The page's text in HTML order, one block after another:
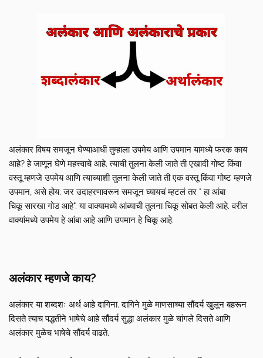
अलंकार विषय समजून घेण्याआधी तुम्हाला उपमेय आणि उपमान यामध्ये फरक काय
आहे? हे जाणून घेणे महत्त्वाचे आहे. त्याची तुलना केली जाते ती एखादी गोष्ट किंवा
वस्तू म्हणजे उपमेय आणि त्याच्याशी तुलना केली जाते ती एक वस्तू किंवा गोष्ट म्हणजे
उपमान, असे होय. जर उदाहरणावरून समजून घ्यायचं म्हटलं तर " हा आंबा
चिकू सारखा गोड आहे". या वाक्यामध्ये आंब्याची तुलना चिकू सोबत केली आहे. वरील
वाक्यांमध्ये उपमेय हे आंबा आहे आणि उपमान हे चिकू आहे.
अलंकार म्हणजे काय?
अलंकार या शब्दशः अर्थ आहे दागिना. दागिने मुळे माणसाच्या सौंदर्य खुलून बहरून
दिसते त्याच पद्धतीने भाषेचे आहे सौंदर्य सुद्धा अलंकार मुळे चांगले दिसते आणि
अलंकार मुळेच भाषेचे सौंदर्य वाढते.